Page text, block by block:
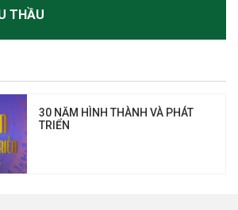
THẦU
30 NĂM HÌNH THÀNH VÀ PHÁT
TRIỂN